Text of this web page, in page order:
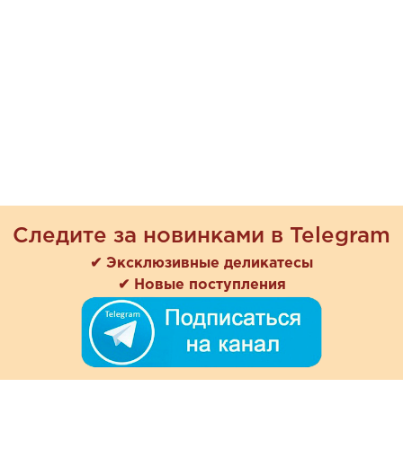
Следите за новинками в Telegram
✔ Эксклюзивные деликатесы
✔ Новые поступления